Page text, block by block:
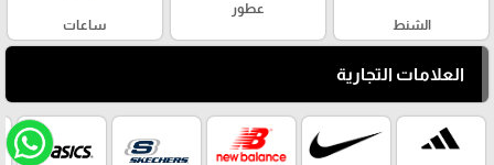
الشنط
عطور
ساعات
العلامات التجارية